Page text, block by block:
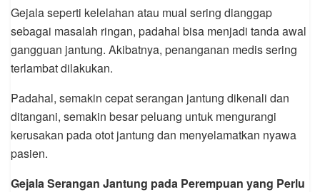
Gejala seperti kelelahan atau mual sering dianggap
sebagai masalah ringan, padahal bisa menjadi tanda awal
gangguan jantung. Akibatnya, penanganan medis sering
terlambat dilakukan.
Padahal, semakin cepat serangan jantung dikenali dan
ditangani, semakin besar peluang untuk mengurangi
kerusakan pada otot jantung dan menyelamatkan nyawa
pasien.
Gejala Serangan Jantung pada Perempuan yang Perlu